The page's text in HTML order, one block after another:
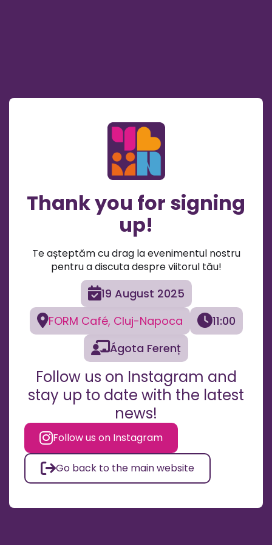
Thank you for signing
up!
Te așteptăm cu drag la evenimentul nostru
pentru a discuta despre viitorul tău!
19 August 2025
FORM Café, Cluj-Napoca 11:00
Ágota Ferenț
Follow us on Instagram and
stay up to date with the latest
news!
Follow us on Instagram
Go back to the main website